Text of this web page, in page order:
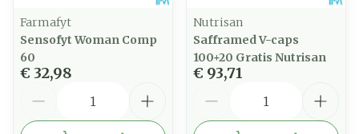
Farmafyt
Sensofyt Woman Comp
60
€ 32,98
Nutrisan
Safframed V-caps
100+20 Gratis Nutrisan
€ 93,71